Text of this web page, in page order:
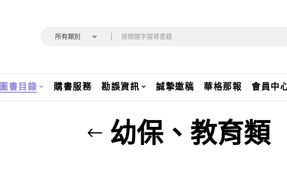
所有類別
圖書目錄 購書服務 勘誤資訊 誠摯邀稿 華格那報 會員中
幼保、教育類